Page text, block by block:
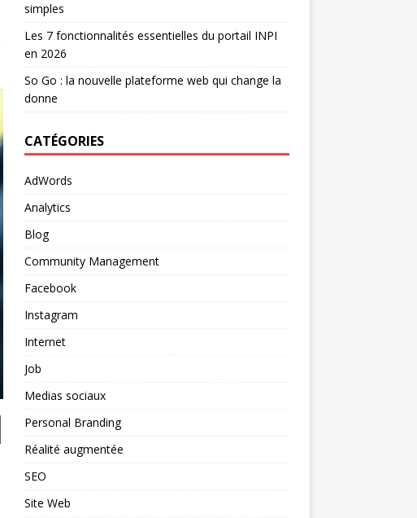
simples
Les 7 fonctionnalités essentielles du portail INPI
en 2026
So Go : la nouvelle plateforme web qui change la
donne
CATÉGORIES
AdWords
Analytics
Blog
Community Management
Facebook
Instagram
Internet
Job
Medias sociaux
Personal Branding
Réalité augmentée
SEO
Site Web